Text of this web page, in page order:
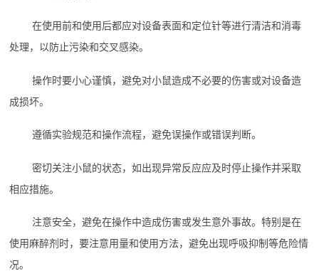
在使用前和使用后都应对设备表面和定位针等进行清洁和消毒
处理，以防止污染和交叉感染。
操作时要小心谨慎，避免对小鼠造成不必要的伤害或对设备造
成损坏。
遵循实验规范和操作流程，避免误操作或错误判断。
密切关注小鼠的状态，如出现异常反应应及时停止操作并采取
相应措施。
注意安全，避免在操作中造成伤害或发生意外事故。特别是在
使用麻醉剂时，要注意用量和使用方法，避免出现呼吸抑制等危险情
况。